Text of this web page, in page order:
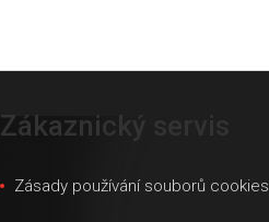
Zákaznický servis
Zásady používání souborů cookies